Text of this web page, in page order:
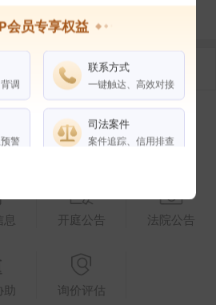
团 合作伙伴
人 限制高消费 终本案件
息 开庭公告 法院公告
询价评估
会员专享权益
调
联系方式
一键触达、高效对接
警
司法案件
案件追踪、信用排查
VIP会员 SVIP会员